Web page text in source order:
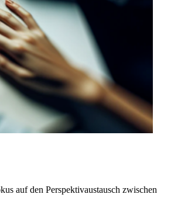
auf den Perspektivaustausch zwischen